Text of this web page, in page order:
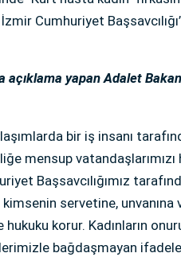
Cumhuriyet
yapan Adalet
bir iş insanı
mensup vatandaşlarımızı
Başsavcılığımız
servetine,
korur. Kadınların
bağdaşmayan